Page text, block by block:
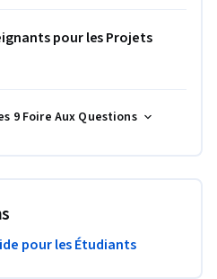
pour les Projets
9 Foire Aux Questions
pour les Étudiants